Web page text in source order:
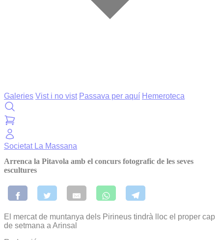
Galeries Vist i no vist Passava per aquí Hemeroteca
Societat La Massana
Arrenca la Pitavola amb el concurs fotografic de les seves
escultures
El mercat de muntanya dels Pirineus tindrà lloc el proper cap
de setmana a Arinsal